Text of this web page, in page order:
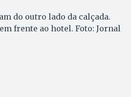
do outro lado da calçada.
frente ao hotel. Foto: Jornal